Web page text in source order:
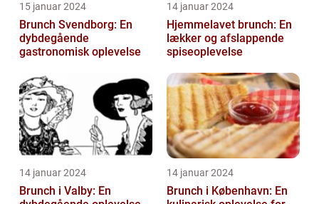
15 januar 2024
Brunch Svendborg: En
dybdegående
gastronomisk oplevelse
14 januar 2024
Hjemmelavet brunch: En
lækker og afslappende
spiseoplevelse
14 januar 2024
Brunch i Valby: En
14 januar 2024
Brunch i København: En